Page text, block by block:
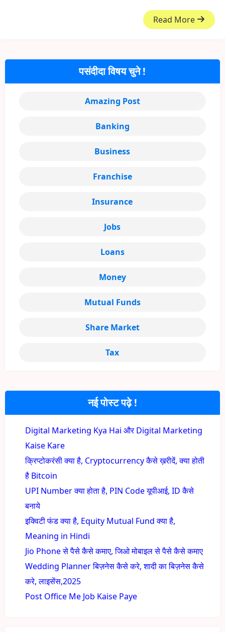
Read More
नई पोस्ट पढ़े !
Digital Marketing Kya Hai और Digital Marketing
Kaise Kare
क्रिप्टोकरंसी क्या है, Cryptocurrency कैसे ख़रीदें, क्या होती
है Bitcoin
UPI Number क्या होता है, PIN Code यूपीआई, ID कैसे
बनाये
इक्विटी फंड क्या है, Equity Mutual Fund क्या है,
Meaning in Hindi
Jio Phone से पैसे कैसे कमाए, जिओ मोबाइल से पैसे कैसे कमाए
Wedding Planner बिज़नेस कैसे करे, शादी का बिज़नेस कैसे
करे, लाइसेंस,2025
Post Office Me Job Kaise Paye
पसंदीदा विषय चुने !
Amazing Post
Banking
Business
Franchise
Insurance
Jobs
Loans
Money
Mutual Funds
Share Market
Tax